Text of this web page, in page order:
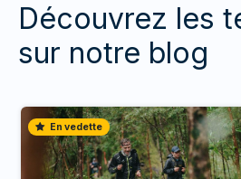
Découvrez les
sur notre blog
En vedette